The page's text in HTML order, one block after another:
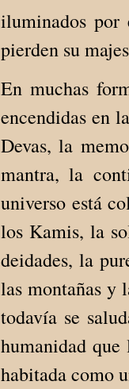
iluminados por
pierden su
En muchas
encendidas en
Devas, la
mantra, la
universo está
los Kamis, la
deidades, la
las montañas y
todavía se
humanidad
habitada como